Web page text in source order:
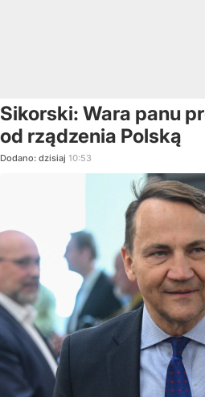
Sikorski: Wara panu
od rządzenia Polską
Dodano: dzisiaj 10:53